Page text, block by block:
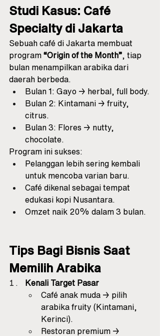
Studi Kasus: Café
Specialty di Jakarta
Sebuah café di Jakarta membuat
program “Origin of the Month” , tiap
bulan menampilkan arabika dari
daerah berbeda.
Bulan 1: Gayo → herbal, full body.
Bulan 2: Kintamani → fruity,
citrus.
Bulan 3: Flores → nutty,
chocolate.
Program ini sukses:
Pelanggan lebih sering kembali
untuk mencoba varian baru.
Café dikenal sebagai tempat
edukasi kopi Nusantara.
Omzet naik 20% dalam 3 bulan.
Tips Bagi Bisnis Saat
Memilih Arabika
Kenali Target Pasar
Café anak muda → pilih
arabika fruity (Kintamani,
Kerinci).
Restoran premium →